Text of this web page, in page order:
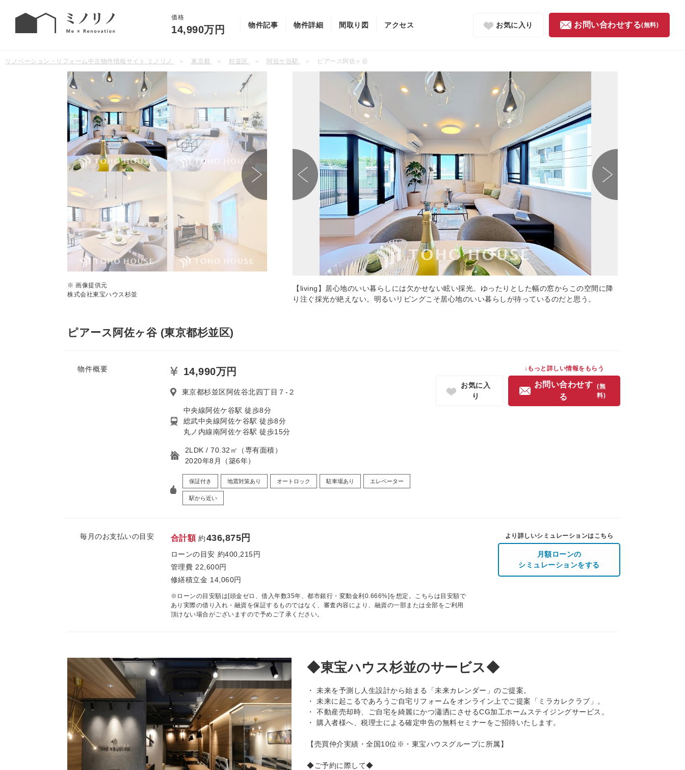
価格
14,990万円 物件記事 物件詳細 間取り図 アクセス お気に入り お問い合わせする(無料)
リノベーション・リフォーム中古物件情報サイト ミノリノ 東京都 杉並区 阿佐ケ谷駅 ピアース阿佐ヶ谷
【living】居心地のいい暮らしには欠かせない眩い採光。ゆったりとした幅の窓からこの空間に降
り注ぐ採光が絶えない。明るいリビングこそ居心地のいい暮らしが待っているのだと思う。
※ 画像提供元
株式会社東宝ハウス杉並
ピアース阿佐ヶ谷 (東京都杉並区)
物件概要 14,990万円
東京都杉並区阿佐谷北四丁目７-２
中央線阿佐ケ谷駅 徒歩8分
総武中央線阿佐ケ谷駅 徒歩8分
丸ノ内線南阿佐ケ谷駅 徒歩15分
2LDK / 70.32㎡（専有面積）
2020年8月（築6年）
保証付き 地震対策あり オートロック 駐車場あり エレベーター
駅から近い
お気に入
り
↓もっと詳しい情報をもらう
お問い合わせす
る
(無
料)
毎月のお支払いの目安 合計額 約436,875円
ローンの目安 約400,215円
管理費 22,600円
修繕積立金 14,060円
※ローンの目安額は[頭金ゼロ、借入年数35年、都市銀行・変動金利0.666%]を想定。こちらは目安額で
あり実際の借り入れ・融資を保証するものではなく、審査内容により、融資の一部または全部をご利用
頂けない場合がございますので予めご了承ください。
より詳しいシミュレーションはこちら
月額ローンの
シミュレーションをする
◆東宝ハウス杉並のサービス◆
・ 未来を予測し人生設計から始まる「未来カレンダー」のご提案。
・ 未来に起こるであろうご自宅リフォームをオンライン上でご提案「ミラカレクラブ」。
・ 不動産売却時、ご自宅を綺麗にかつ瀟洒にさせるCG加工ホームステイジングサービス。
・ 購入者様へ、税理士による確定申告の無料セミナーをご招待いたします。
【売買仲介実績・全国10位※・東宝ハウスグループに所属】
◆ご予約に際して◆